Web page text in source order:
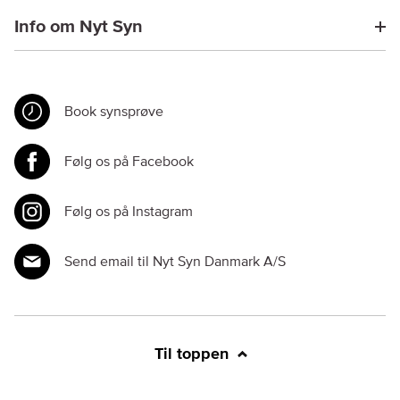
Info om Nyt Syn
Book synsprøve
Følg os på Facebook
Følg os på Instagram
Send email til Nyt Syn Danmark A/S
Til toppen